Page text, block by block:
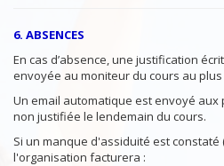
6. ABSENCES
En cas d’absence, une justification
envoyée au moniteur du cours au
Un email automatique est envoyé
non justifiée le lendemain du cours.
Si un manque d'assiduité est constaté
l'organisation facturera :